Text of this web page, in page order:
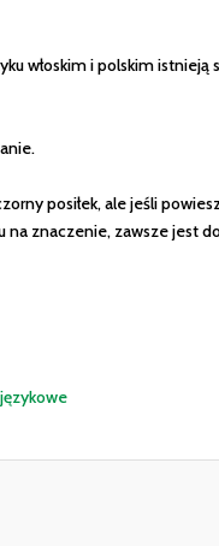
włoskim i polskim istnieją
posiłek, ale jeśli
znaczenie, zawsze jest